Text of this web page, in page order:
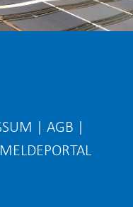
AGB
MELDEPORTAL